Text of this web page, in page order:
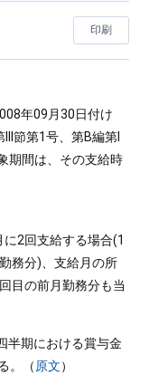
印刷
年09月30日付け
節第1号、第B編第I
期間は、その支給時
に2回支給する場合(1
務分)、支給月の所
目の前月勤務分も当
半期における賞与金
。（ 原文）